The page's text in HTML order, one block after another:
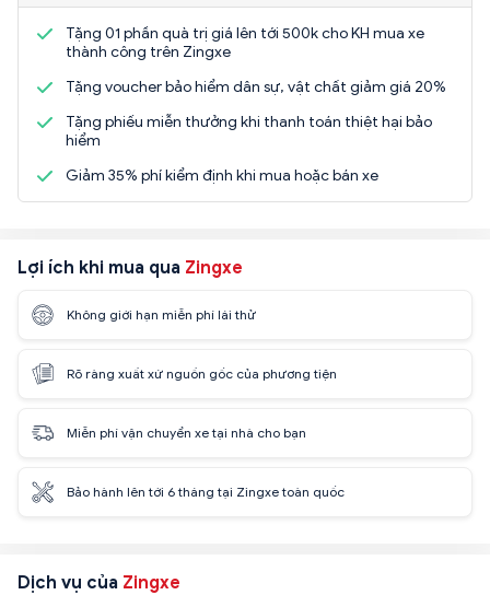
Tặng 01 phần quà trị giá lên tới 500k cho KH mua xe
thành công trên Zingxe
Tặng voucher bảo hiểm dân sự, vật chất giảm giá 20%
Tặng phiếu miễn thưởng khi thanh toán thiệt hại bảo
hiểm
Giảm 35% phí kiểm định khi mua hoặc bán xe
Lợi ích khi mua qua Zingxe
Không giới hạn miễn phí lái thử
Rõ ràng xuất xứ nguồn gốc của phương tiện
Miễn phí vận chuyển xe tại nhà cho bạn
Bảo hành lên tới 6 tháng tại Zingxe toàn quốc
Dịch vụ của Zingxe